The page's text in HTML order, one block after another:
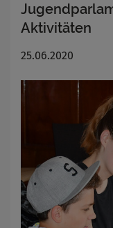
Aktivitäten
25.06.2020